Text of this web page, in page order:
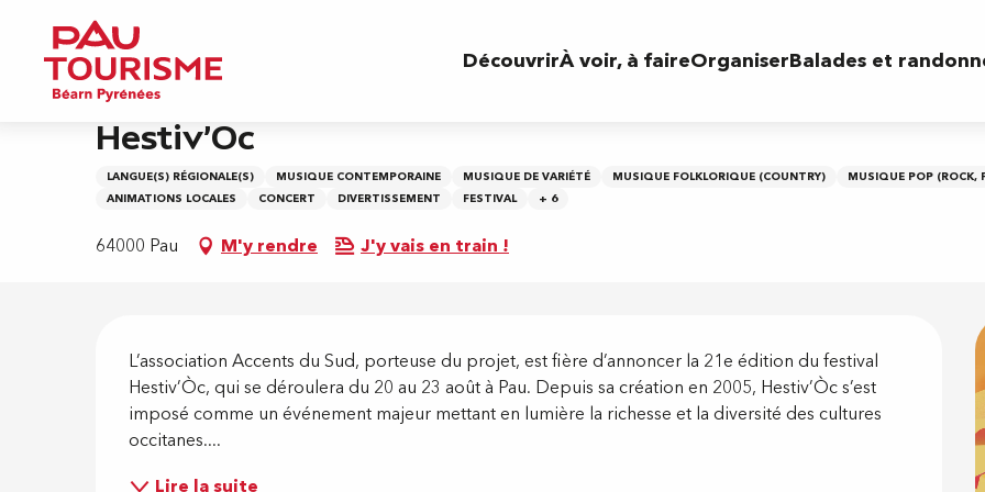
contenu
principal
DécouvrirÀ voir, à faireOrganiserBalades et
Accueil
20 août > 23 août
Hestiv'Oc
LANGUE(S) RÉGIONALE(S) MUSIQUE CONTEMPORAINE MUSIQUE DE VARIÉTÉ MUSIQUE FOLKLORIQUE (COUNTRY) MUSIQUE POP (ROCK,
ANIMATIONS LOCALES
CONCERT DIVERTISSEMENT FESTIVAL + 6
64000 Pau M'y rendre J'y vais en train !
Description
L’association Accents du Sud, porteuse du projet, est fière d’annoncer la 21e édition du festival
Hestiv’Òc, qui se déroulera du 20 au 23 août à Pau. Depuis sa création en 2005, Hestiv’Òc s’est
imposé comme un événement majeur mettant en lumière la richesse et la diversité des cultures
occitanes....
Lire la suite